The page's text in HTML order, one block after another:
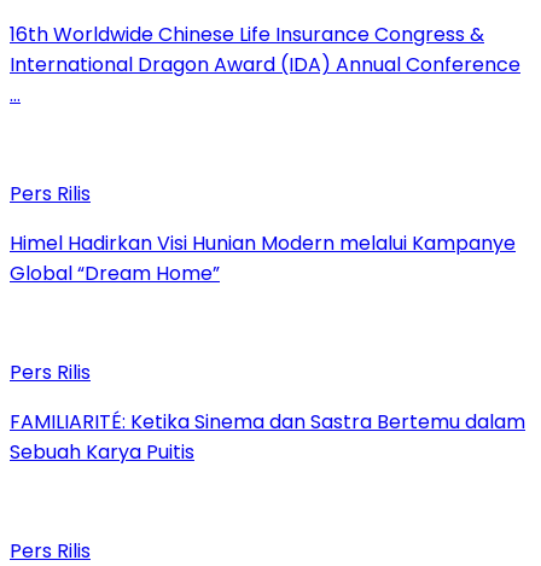
16th Worldwide Chinese Life Insurance Congress &
International Dragon Award (IDA) Annual Conference
…
Pers Rilis
Himel Hadirkan Visi Hunian Modern melalui Kampanye
Global “Dream Home”
Pers Rilis
FAMILIARITÉ: Ketika Sinema dan Sastra Bertemu dalam
Sebuah Karya Puitis
Pers Rilis